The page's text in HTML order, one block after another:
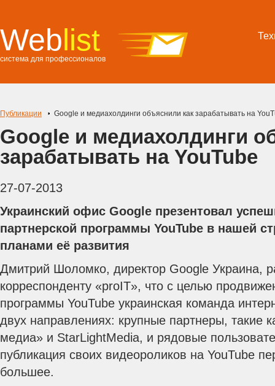
Weblist
система для профессионалов
Публикации Google и медиахолдинги объяснили как зарабатывать на
Google и медиахолдинги
зарабатывать на YouTube
27-07-2013
Украинский офис Google презентовал
партнерской программы YouTube в нашей
планами её развития
Дмитрий Шоломко, директор Google Украина,
корреспонденту «proIT», что с целью
программы YouTube украинская команда
двух направлениях: крупные партнеры, такие
медиа» и StarLightMedia, и рядовые
публикация своих видеороликов на YouTube
большее.